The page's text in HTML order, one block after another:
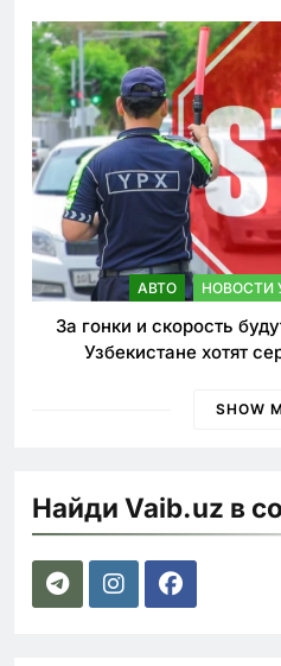
АВТО НОВОСТИ
За гонки и скорость
Узбекистане хотят
SHOW
Найди Vaib.uz в